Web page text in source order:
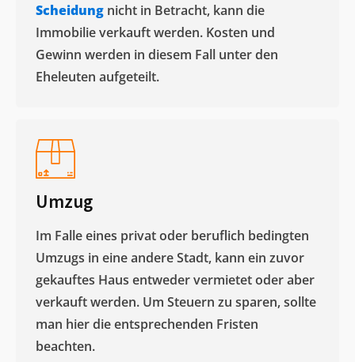
Scheidung nicht in Betracht, kann die
Immobilie verkauft werden. Kosten und
Gewinn werden in diesem Fall unter den
Eheleuten aufgeteilt.​
Umzug
Im Falle eines privat oder beruflich bedingten
Umzugs in eine andere Stadt, kann ein zuvor
gekauftes Haus entweder vermietet oder aber
verkauft werden. Um Steuern zu sparen, sollte
man hier die entsprechenden Fristen
beachten.